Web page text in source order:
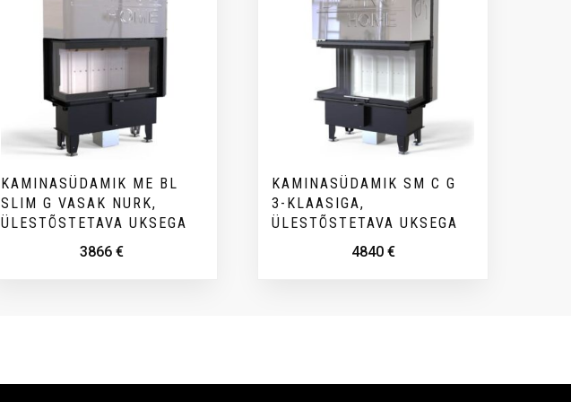
KAMINASÜDAMIK ME BL
SLIM G VASAK NURK,
ÜLESTÕSTETAVA UKSEGA
3866€
KAMINASÜDAMIK SM C G
3-KLAASIGA,
ÜLESTÕSTETAVA UKSEGA
4840 €